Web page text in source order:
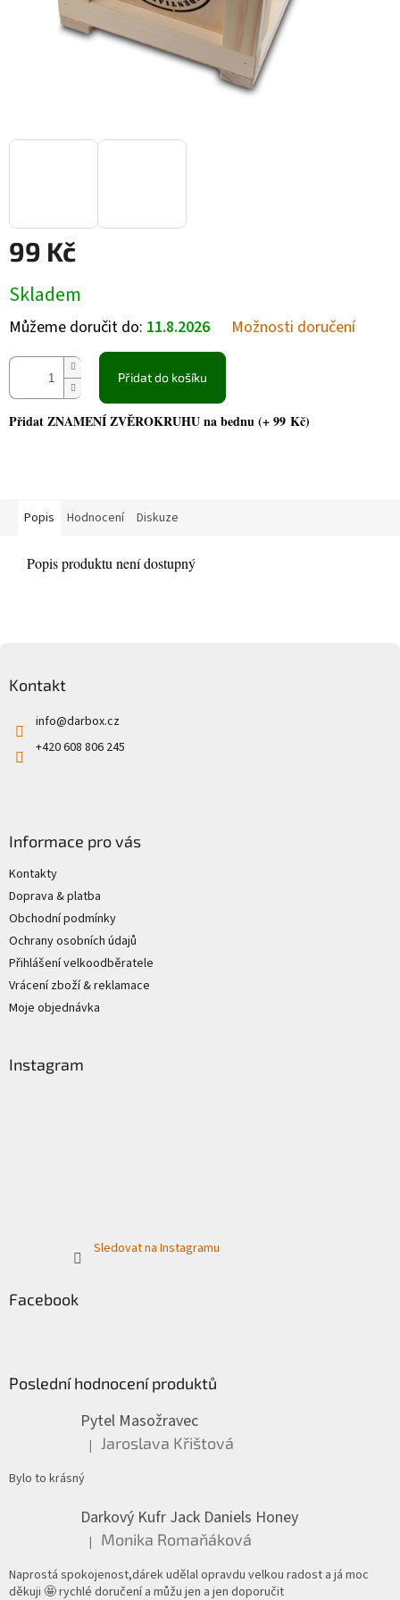
99 Kč
Skladem
Můžeme doručit do: 11.8.2026 Možnosti doručení
Přidat do košíku
Přidat ZNAMENÍ ZVĚROKRUHU na bednu (+ 99 Kč)
Popis Hodnocení Diskuze
Popis produktu není dostupný
Kontakt
info@darbox.cz
+420 608 806 245
Informace pro vás
Kontakty
Doprava & platba
Obchodní podmínky
Ochrany osobních údajů
Přihlášení velkoodběratele
Vrácení zboží & reklamace
Moje objednávka
Instagram
Sledovat na Instagramu
Facebook
Poslední hodnocení produktů
Pytel Masožravec
Hodnocení produktu je 5 z 5 hvězdiček.
| Jaroslava Křištová
Bylo to krásný
Darkový Kufr Jack Daniels Honey
Hodnocení produktu je 5 z 5 hvězdiček.
| Monika Romaňáková
Naprostá spokojenost,dárek udělal opravdu velkou radost a já moc
děkuji 🤩 rychlé doručení a můžu jen a jen doporučit